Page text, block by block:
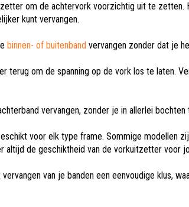
om de achtervork voorzichtig uit te
kunt vervangen.
binnen- of buitenband vervangen zonder dat je
terug om de spanning op de vork los te laten.
vervangen, zonder je in allerlei bochten
voor elk type frame. Sommige modellen
altijd de geschiktheid van de vorkuitzetter voor
van je banden een eenvoudige klus,